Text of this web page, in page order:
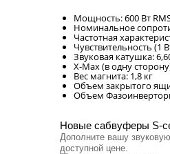
Мощность: 600 Вт
Номинальное
Частотная
Чувствительность (1
Звуковая катушка:
X-Max (в одну
Вес магнита: 1,8 кг
Объем закрытого
Объем
Новые сабвуферы S-
Дополните вашу
доступной цене.